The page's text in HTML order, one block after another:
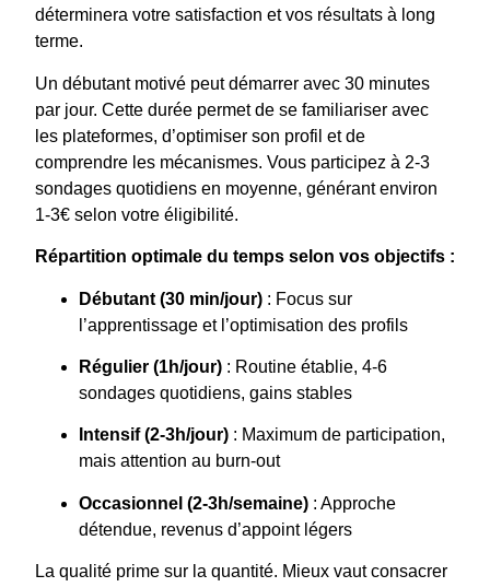
déterminera votre satisfaction et vos résultats à long
terme.
Un débutant motivé peut démarrer avec 30 minutes
par jour. Cette durée permet de se familiariser avec
les plateformes, d’optimiser son profil et de
comprendre les mécanismes. Vous participez à 2-3
sondages quotidiens en moyenne, générant environ
1-3€ selon votre éligibilité.
Répartition optimale du temps selon vos objectifs :
Débutant (30 min/jour) : Focus sur
l’apprentissage et l’optimisation des profils
Régulier (1h/jour) : Routine établie, 4-6
sondages quotidiens, gains stables
Intensif (2-3h/jour) : Maximum de participation,
mais attention au burn-out
Occasionnel (2-3h/semaine) : Approche
détendue, revenus d’appoint légers
La qualité prime sur la quantité. Mieux vaut consacrer